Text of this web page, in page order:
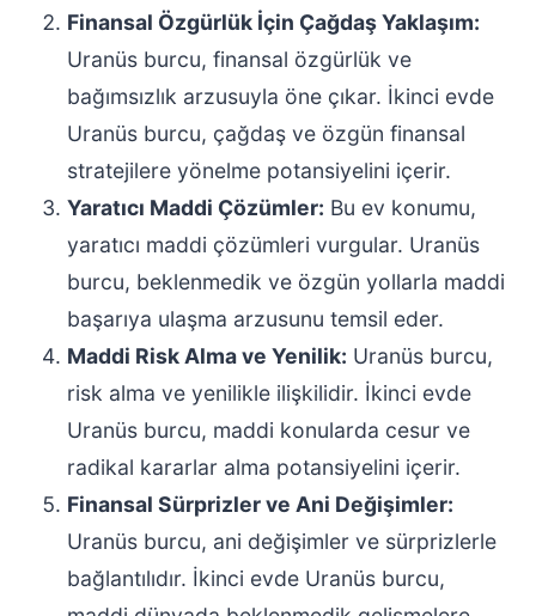
Finansal Özgürlük İçin Çağdaş Yaklaşım:
Uranüs burcu, finansal özgürlük ve
bağımsızlık arzusuyla öne çıkar. İkinci evde
Uranüs burcu, çağdaş ve özgün finansal
stratejilere yönelme potansiyelini içerir.
Yaratıcı Maddi Çözümler: Bu ev konumu,
yaratıcı maddi çözümleri vurgular. Uranüs
burcu, beklenmedik ve özgün yollarla maddi
başarıya ulaşma arzusunu temsil eder.
Maddi Risk Alma ve Yenilik: Uranüs burcu,
risk alma ve yenilikle ilişkilidir. İkinci evde
Uranüs burcu, maddi konularda cesur ve
radikal kararlar alma potansiyelini içerir.
Finansal Sürprizler ve Ani Değişimler:
Uranüs burcu, ani değişimler ve sürprizlerle
bağlantılıdır. İkinci evde Uranüs burcu,